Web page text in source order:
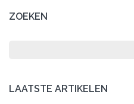
ZOEKEN
LAATSTE ARTIKELEN